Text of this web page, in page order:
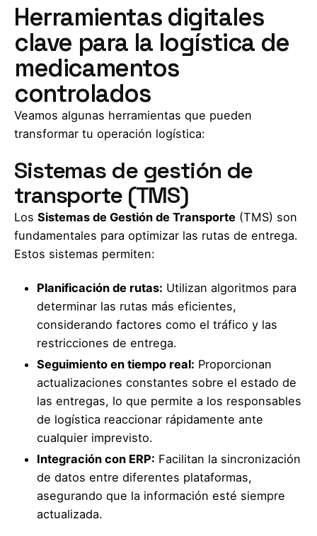
Herramientas digitales
clave para la logística de
medicamentos
controlados
Veamos algunas herramientas que pueden
transformar tu operación logística:
Sistemas de gestión de
transporte (TMS)
Los Sistemas de Gestión de Transporte (TMS) son
fundamentales para optimizar las rutas de entrega.
Estos sistemas permiten:
Planificación de rutas: Utilizan algoritmos para
determinar las rutas más eficientes,
considerando factores como el tráfico y las
restricciones de entrega.
Seguimiento en tiempo real: Proporcionan
actualizaciones constantes sobre el estado de
las entregas, lo que permite a los responsables
de logística reaccionar rápidamente ante
cualquier imprevisto.
Integración con ERP: Facilitan la sincronización
de datos entre diferentes plataformas,
asegurando que la información esté siempre
actualizada.